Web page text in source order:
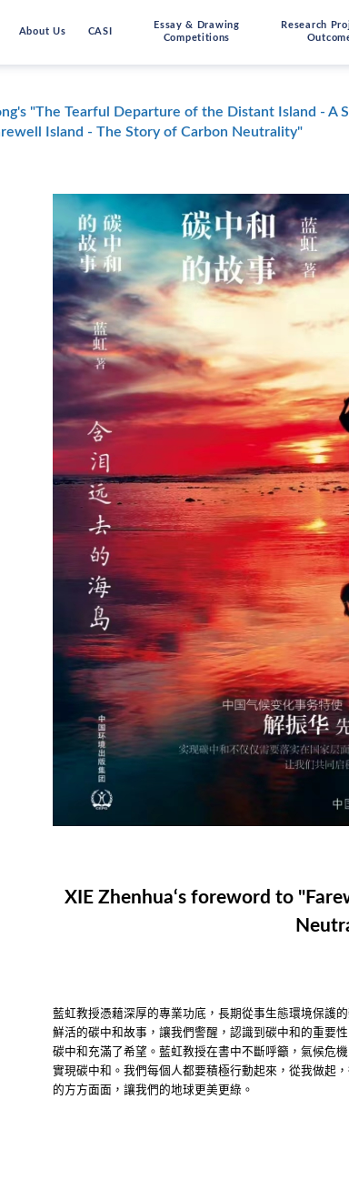
About Us CASI
Essay & Drawing
Competitions
Research
"The Tearful Departure of the Distant Island - A
Island - The Story of Carbon Neutrality"
XIE Zhenhua‘s foreword to
藍虹教授憑藉深厚的專業功底，長期從事生態環境保護
鮮活的碳中和故事，讓我們警醒，認識到碳中和的重要
碳中和充滿了希望。藍虹教授在書中不斷呼籲，氣候危
實現碳中和。我們每個人都要積極行動起來，從我做起
的方方面面，讓我們的地球更美更綠。